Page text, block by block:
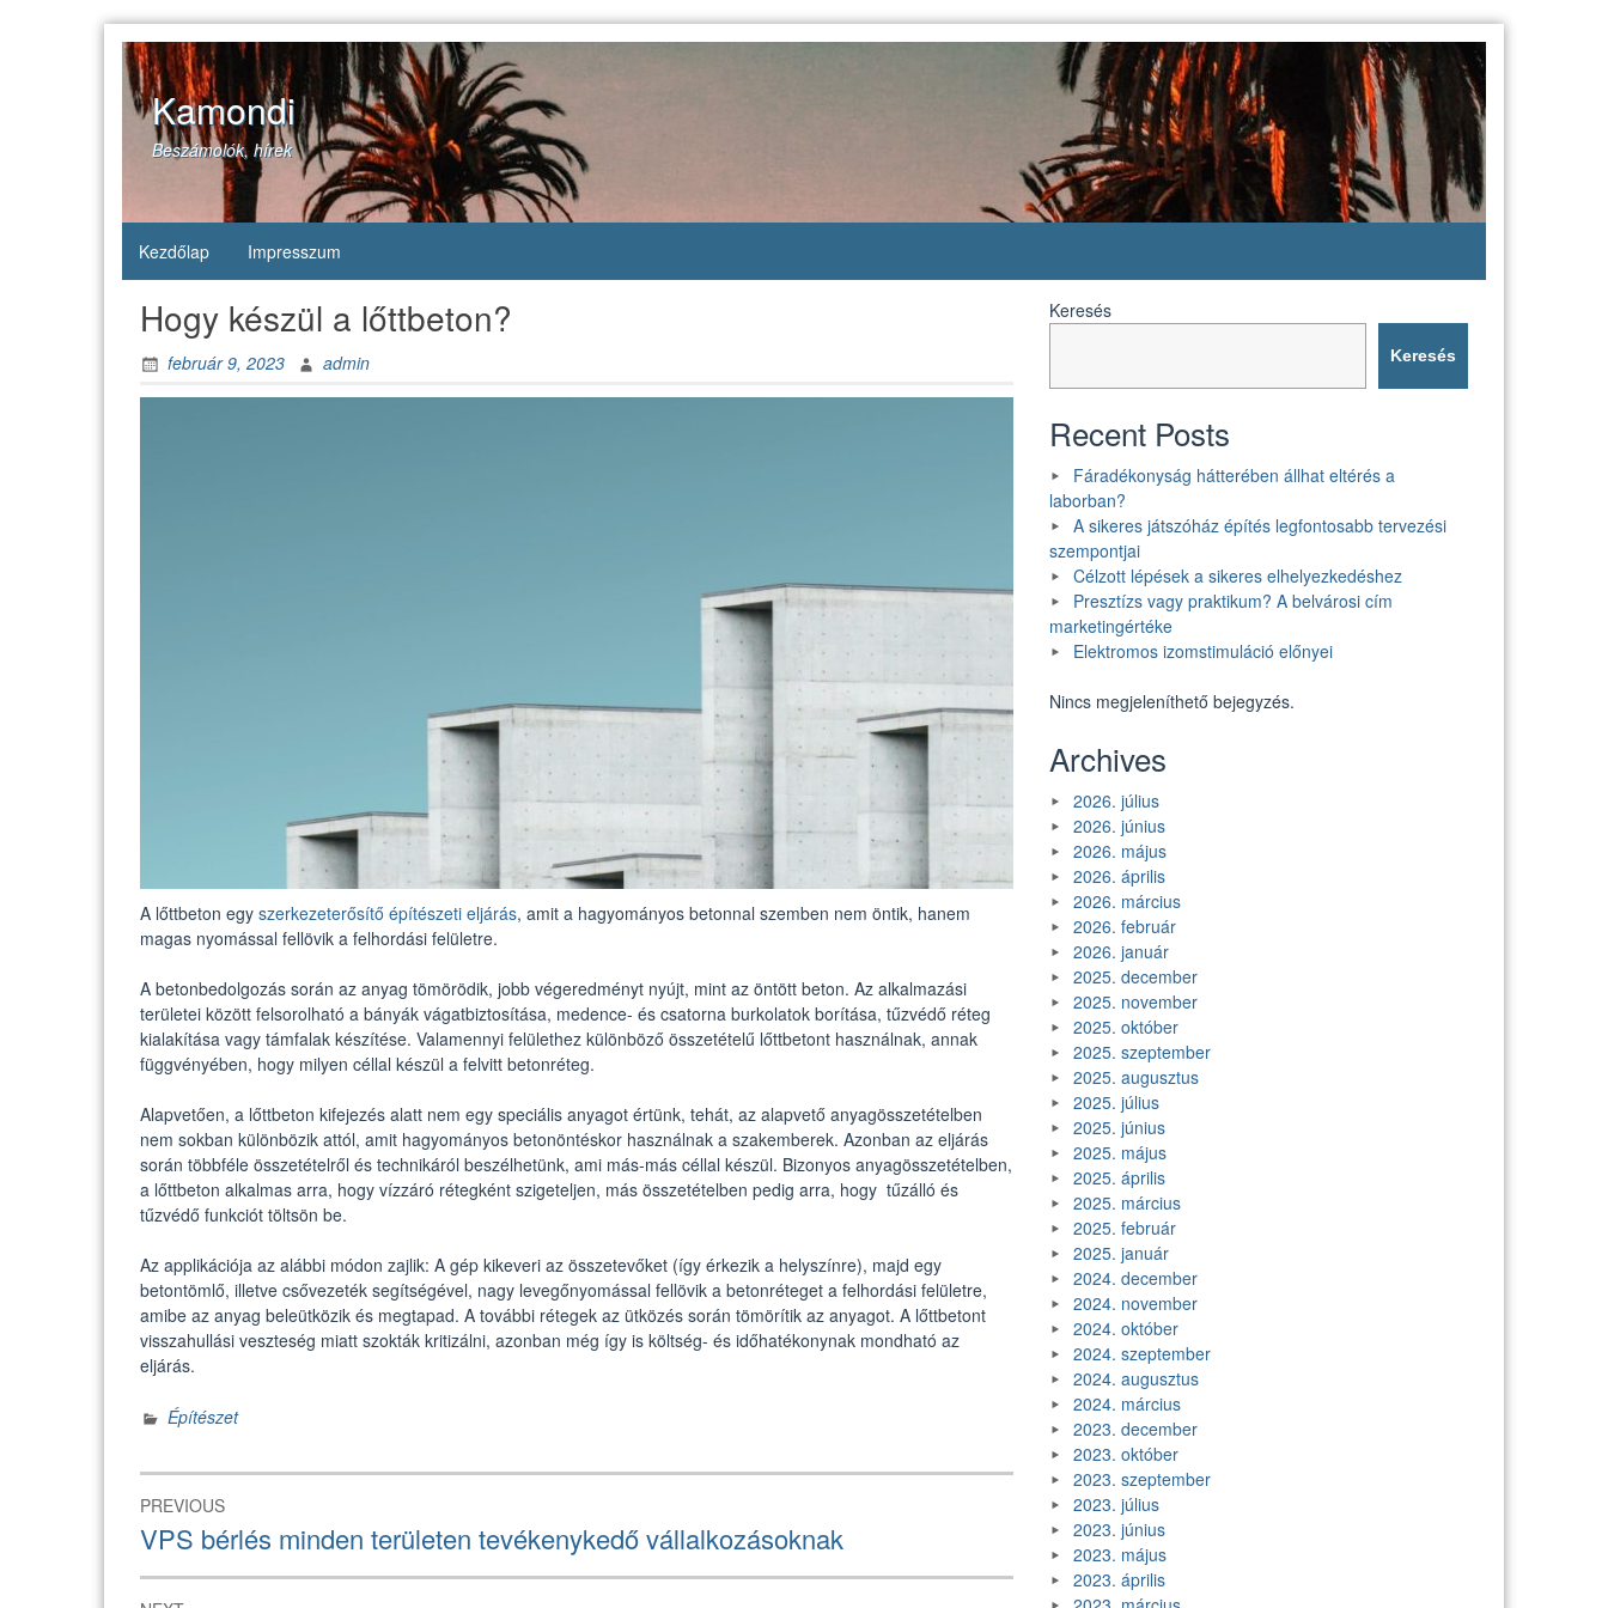
Kamondi
Beszámolók, hírek
Kezdőlap Impresszum
Hogy készül a lőttbeton?
február 9, 2023 admin
A lőttbeton egy szerkezeterősítő építészeti eljárás, amit a hagyományos betonnal szemben nem öntik, hanem
magas nyomással fellövik a felhordási felületre.
A betonbedolgozás során az anyag tömörödik, jobb végeredményt nyújt, mint az öntött beton. Az alkalmazási
területei között felsorolható a bányák vágatbiztosítása, medence- és csatorna burkolatok borítása, tűzvédő réteg
kialakítása vagy támfalak készítése. Valamennyi felülethez különböző összetételű lőttbetont használnak, annak
függvényében, hogy milyen céllal készül a felvitt betonréteg.
Alapvetően, a lőttbeton kifejezés alatt nem egy speciális anyagot értünk, tehát, az alapvető anyagösszetételben
nem sokban különbözik attól, amit hagyományos betonöntéskor használnak a szakemberek. Azonban az eljárás
során többféle összetételről és technikáról beszélhetünk, ami más-más céllal készül. Bizonyos anyagösszetételben,
a lőttbeton alkalmas arra, hogy vízzáró rétegként szigeteljen, más összetételben pedig arra, hogy tűzálló és
tűzvédő funkciót töltsön be.
Az applikációja az alábbi módon zajlik: A gép kikeveri az összetevőket (így érkezik a helyszínre), majd egy
betontömlő, illetve csővezeték segítségével, nagy levegőnyomással fellövik a betonréteget a felhordási felületre,
amibe az anyag beleütközik és megtapad. A további rétegek az ütközés során tömörítik az anyagot. A lőttbetont
visszahullási veszteség miatt szokták kritizálni, azonban még így is költség- és időhatékonynak mondható az
eljárás.
Építészet
Bejegyzés
navigáció
PREVIOUS
Previous
post:
VPS bérlés minden területen tevékenykedő vállalkozásoknak
Keresés
Keresés
Recent Posts
Fáradékonyság hátterében állhat eltérés a
laborban?
A sikeres játszóház építés legfontosabb tervezési
szempontjai
Célzott lépések a sikeres elhelyezkedéshez
Presztízs vagy praktikum? A belvárosi cím
marketingértéke
Elektromos izomstimuláció előnyei
Nincs megjeleníthető bejegyzés.
Archives
2026. július
2026. június
2026. május
2026. április
2026. március
2026. február
2026. január
2025. december
2025. november
2025. október
2025. szeptember
2025. augusztus
2025. július
2025. június
2025. május
2025. április
2025. március
2025. február
2025. január
2024. december
2024. november
2024. október
2024. szeptember
2024. augusztus
2024. március
2023. december
2023. október
2023. szeptember
2023. július
2023. június
2023. május
2023. április